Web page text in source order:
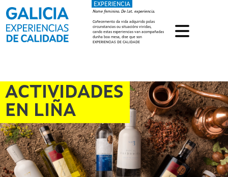
Ir o contido principal
EXPERIENCIA
Nome feminino. De lat. experiencia.
Coñecemento da vida adquirido polas
circunstancias ou situacións vividas,
cando estas experiencias van acompañadas
dunha boa mesa, dise que son
EXPERIENCIAS DE CALIDADE
ACTIVIDADES
EN LIÑA